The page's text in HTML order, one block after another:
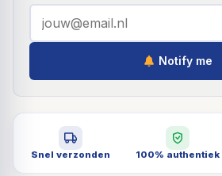
Notify me
Snel verzonden 100% authentiek